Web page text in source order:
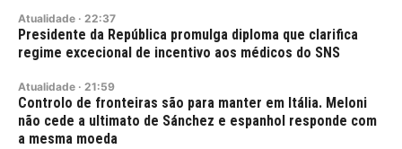
Atualidade · 22:37
Presidente da República promulga diploma que clarifica
regime excecional de incentivo aos médicos do SNS
Atualidade · 21:59
Controlo de fronteiras são para manter em Itália. Meloni
não cede a ultimato de Sánchez e espanhol responde com
a mesma moeda